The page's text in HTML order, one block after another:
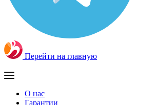
Перейти на главную
О нас
Гарантии